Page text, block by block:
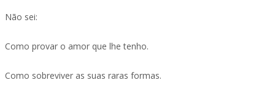
Não sei:
Como provar o amor que lhe tenho.
Como sobreviver as suas raras formas.